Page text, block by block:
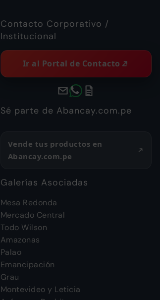
Contacto Corporativo /
Institucional
Ir al Portal de Contacto
Sé parte de Abancay.com.pe
Vende tus productos en
Abancay.com.pe
Galerías Asociadas
Mesa Redonda
Mercado Central
Todo Wilson
Amazonas
Palao
Emancipación
Grau
Montevideo y Leticia